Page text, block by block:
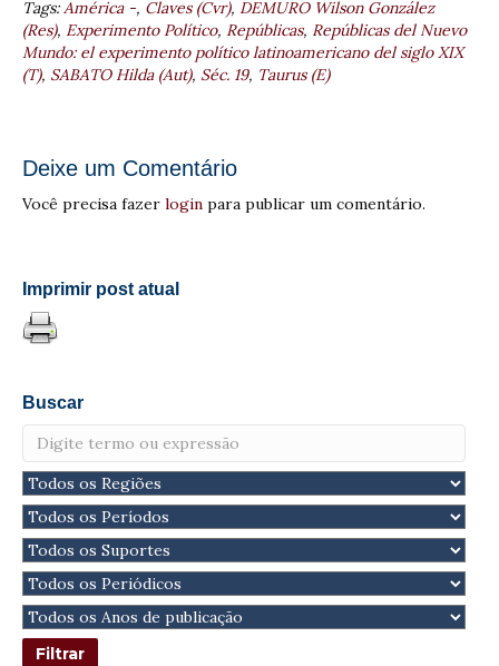
Tags:América -, Claves (Cvr), DEMURO Wilson González
(Res), Experimento Político, Repúblicas, Repúblicas del Nuevo
Mundo: el experimento político latinoamericano del siglo XIX
(T), SABATO Hilda (Aut), Séc. 19, Taurus (E)
Deixe um Comentário
Você precisa fazer login para publicar um comentário.
Imprimir post atual
Buscar